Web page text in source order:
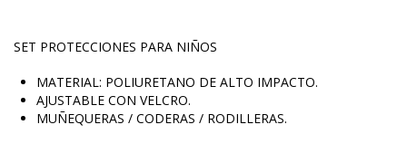
SET PROTECCIONES PARA NIÑOS
MATERIAL: POLIURETANO DE ALTO IMPACTO.
AJUSTABLE CON VELCRO.
MUÑEQUERAS / CODERAS / RODILLERAS.